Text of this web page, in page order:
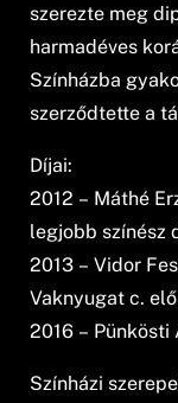
szerezte meg
harmadéves
Színházba
szerződtette a
Díjai:
2012 – Máthé
legjobb színész
2013 – Vidor
Vaknyugat c.
2016 – Pünkösti
Színházi